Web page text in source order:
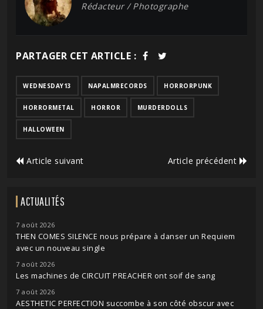
Rédacteur / Photographe
PARTAGER CET ARTICLE :
WEDNESDAY13 NAPALMRECORDS HORRORPUNK
HORRORMETAL HORROR MURDERDOLLS
HALLOWEEN
Article suivant Article précédent
ACTUALITÉS
7 août 2026
THEN COMES SILENCE nous prépare à danser un Requiem
avec un nouveau single
7 août 2026
Les machines de CIRCUIT PREACHER ont soif de sang
7 août 2026
AESTHETIC PERFECTION succombe à son côté obscur avec